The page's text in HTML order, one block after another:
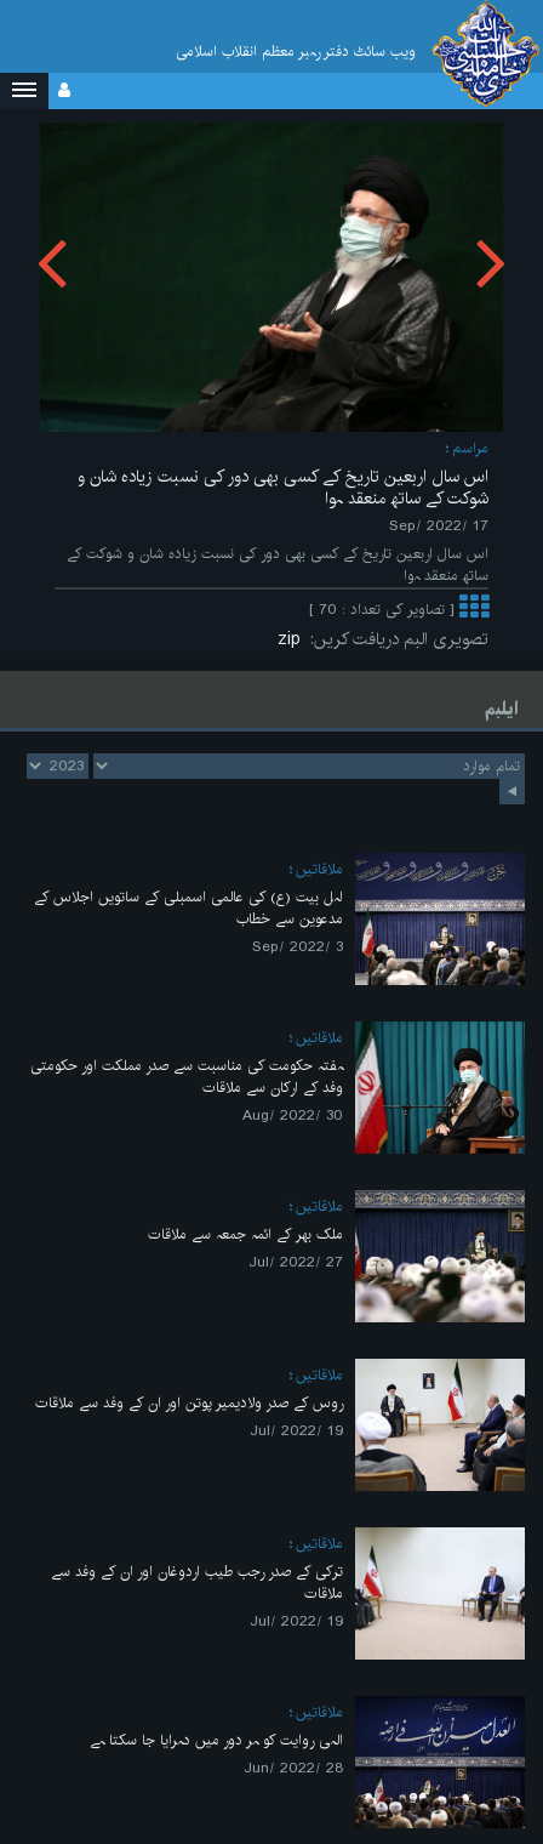
ویب سائٹ دفتر رہبر معظم انقلاب اسلامی
مراسم
اس سال اربعین تاریخ کے کسی بھی دور کی نسبت زیادہ شان و
شوکت کے ساتھ منعقد ہوا
17 /Sep/ 2022
اس سال اربعین تاریخ کے کسی بھی دور کی نسبت زیادہ شان و شوکت کے
ساتھ منعقد ہوا
[ تصاویر کی تعداد : 70 ]
تصویری البم دریافت کریں:
ایلبم
ملاقاتیں
اہل بیت (ع) کی عالمی اسمبلی کے ساتویں اجلاس کے
مدعوین سے خطاب
3 /Sep/ 2022
ملاقاتیں
ہفتہ حکومت کی مناسبت سے صدر مملکت اور حکومتی
وفد کے ارکان سے ملاقات
30 /Aug/ 2022
ملاقاتیں
ملک بھر کے ائمہ جمعہ سے ملاقات
27 /Jul/ 2022
ملاقاتیں
روس کے صدر ولادیمیر پوتن اور ان کے وفد سے ملاقات
19 /Jul/ 2022
ملاقاتیں
ترکی کے صدر رجب طیب اردوغان اور ان کے وفد سے
ملاقات
19 /Jul/ 2022
ملاقاتیں
الہی روایت کو ہر دور میں دہرایا جا سکتا ہے
28 /Jun/ 2022